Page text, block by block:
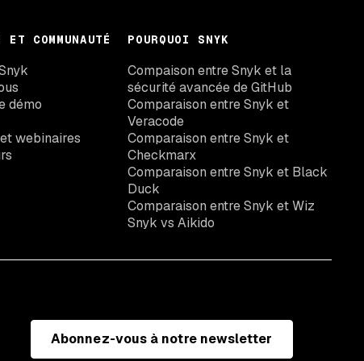
COMMUNAUTÉ
démo
webinaires
POURQUOI SNYK
Compaison entre Snyk et la
sécurité avancée de GitHub
Comparaison entre Snyk et
Veracode
Comparaison entre Snyk et
Checkmarx
Comparaison entre Snyk et Black
Duck
Comparaison entre Snyk et Wiz
Snyk vs Aikido
Abonnez-vous à notre newsletter